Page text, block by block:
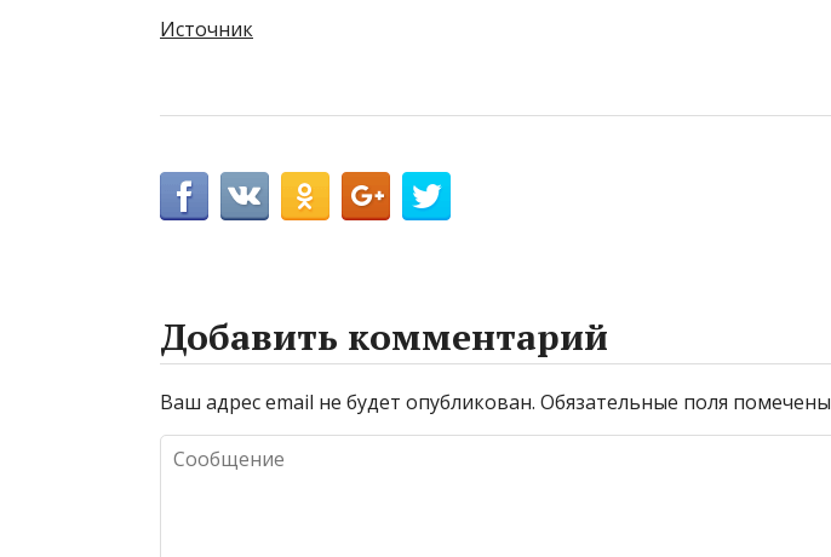
Источник
Добавить комментарий
Ваш адрес email не будет опубликован. Обязательные поля помечены